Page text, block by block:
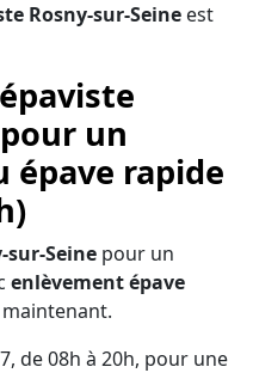
Rosny-sur-Seine est
un
épave rapide
sur-Seine pour un
enlèvement épave
de 08h à 20h, pour une